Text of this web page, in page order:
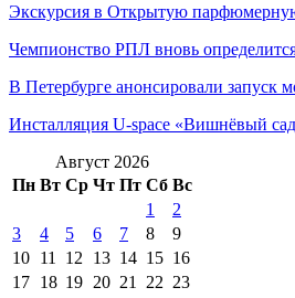
Экскурсия в Открытую
Чемпионство РПЛ вновь
В Петербурге анонсировали запуск
Инсталляция U-space «Вишнёвый
Август 2026
Пн Вт Ср Чт Пт Сб Вс
1
2
3
4 5 6 7 8
9
10 11 12 13 14 15 16
17 18 19 20 21 22 23